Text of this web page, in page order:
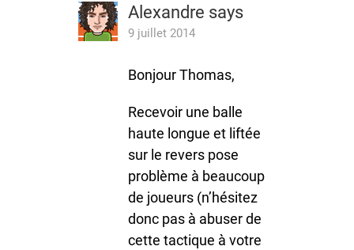
Alexandre says
9 juillet 2014
Bonjour Thomas,
Recevoir une balle
haute longue et liftée
sur le revers pose
problème à beaucoup
de joueurs (n’hésitez
donc pas à abuser de
cette tactique à votre